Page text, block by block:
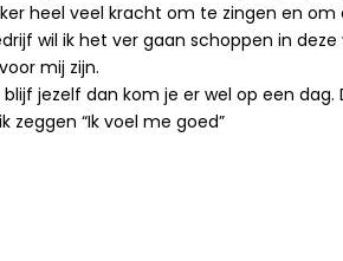
heel veel kracht om te zingen en om
wil ik het ver gaan schoppen in deze
mij zijn.
jezelf dan kom je er wel op een dag.
zeggen “Ik voel me goed”